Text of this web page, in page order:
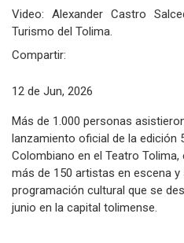
Video: Alexander Castro
Turismo del Tolima.
Compartir:
12 de Jun, 2026
Más de 1.000 personas
lanzamiento oficial de la edición
Colombiano en el Teatro Tolima,
más de 150 artistas en escena
programación cultural que se
junio en la capital tolimense.